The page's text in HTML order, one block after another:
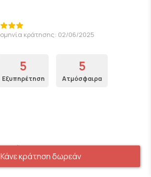
κράτησης: 02/06/2025
5
Εξυπηρέτηση
5
Ατμόσφαιρα
first time at the Yard. The food and
The quality was above par for sure .
Κάνε κράτηση δωρεάν